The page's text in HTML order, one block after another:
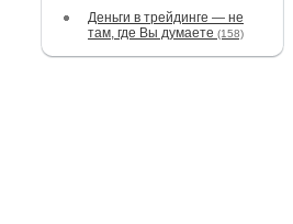
Деньги в трейдинге — не
там, где Вы думаете (158)